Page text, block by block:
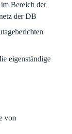
Bereich der
der DB
eigenständige
von